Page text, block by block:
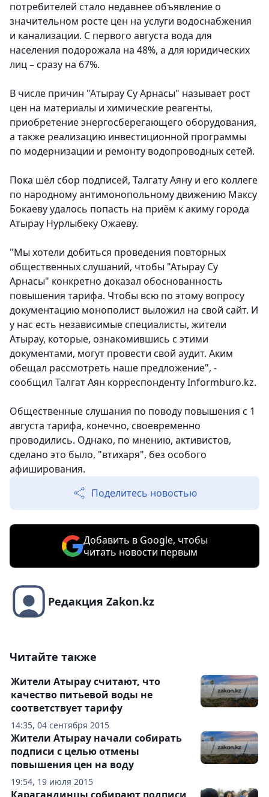
потребителей стало недавнее объявление о
значительном росте цен на услуги водоснабжения
и канализации. С первого августа вода для
населения подорожала на 48%, а для юридических
лиц – сразу на 67%.
В числе причин "Атырау Су Арнасы" называет рост
цен на материалы и химические реагенты,
приобретение энергосберегающего оборудования,
а также реализацию инвестиционной программы
по модернизации и ремонту водопроводных сетей.
Пока шёл сбор подписей, Талгату Аяну и его коллеге
по народному антимонопольному движению Максу
Бокаеву удалось попасть на приём к акиму города
Атырау Нурлыбеку Ожаеву.
"Мы хотели добиться проведения повторных
общественных слушаний, чтобы "Атырау Су
Арнасы" конкретно доказал обоснованность
повышения тарифа. Чтобы всю по этому вопросу
документацию монополист выложил на свой сайт. И
у нас есть независимые специалисты, жители
Атырау, которые, ознакомившись с этими
документами, могут провести свой аудит. Аким
обещал рассмотреть наше предложение", -
сообщил Талгат Аян корреспонденту Informburo.kz.
Общественные слушания по поводу повышения с 1
августа тарифа, конечно, своевременно
проводились. Однако, по мнению, активистов,
сделано это было, "втихаря", без особого
афиширования.
Поделитесь новостью
Добавить в Google, чтобы
читать новости первым
Редакция Zakon.kz
Читайте также
14:35, 04 сентября 2015
Жители Атырау считают, что
качество питьевой воды не
соответствует тарифу
19:54, 19 июля 2015
Жители Атырау начали собирать
подписи с целью отмены
повышения цен на воду